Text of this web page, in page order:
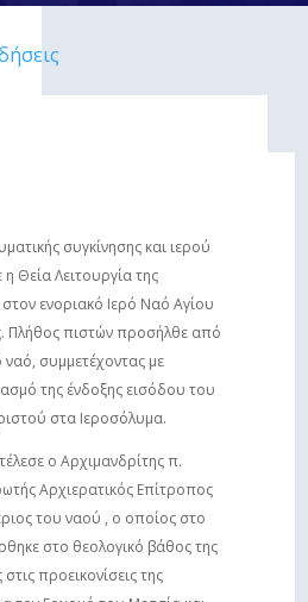
συγκίνησης και ιερού
η Θεία Λειτουργία της
ενοριακό Ιερό Ναό Αγίου
Πλήθος πιστών προσήλθε από
ναό, συμμετέχοντας με
της ένδοξης εισόδου του
στα Ιεροσόλυμα.
ο Αρχιμανδρίτης π.
Αρχιερατικός Επίτροπος
του ναού , ο οποίος στο
στο θεολογικό βάθος της
προεικονίσεις της